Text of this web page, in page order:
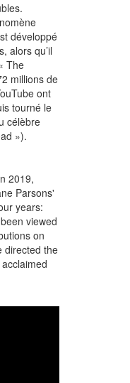
développé
alors qu’il
The
millions de
ont
tourné le
célèbre
»).
2019,
Parsons'
years:
viewed
on
directed the